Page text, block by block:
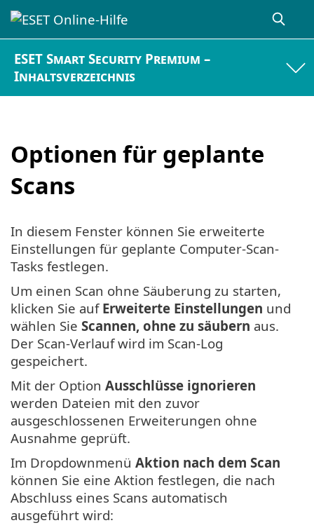
ESET Smart Security Premium –
Inhaltsverzeichnis
Optionen für geplante
Scans
In diesem Fenster können Sie erweiterte
Einstellungen für geplante Computer-Scan-
Tasks festlegen.
Um einen Scan ohne Säuberung zu starten,
klicken Sie auf Erweiterte Einstellungen und
wählen Sie Scannen, ohne zu säubern aus.
Der Scan-Verlauf wird im Scan-Log
gespeichert.
Mit der Option Ausschlüsse ignorieren
werden Dateien mit den zuvor
ausgeschlossenen Erweiterungen ohne
Ausnahme geprüft.
Im Dropdownmenü Aktion nach dem Scan
können Sie eine Aktion festlegen, die nach
Abschluss eines Scans automatisch
ausgeführt wird: